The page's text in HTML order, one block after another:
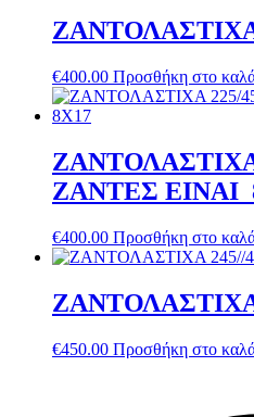
ΖΑΝΤΟΛΑΣΤΙΧΑ
€400.00 Προσθήκη στο
ΖΑΝΤΕΣ ΕΙΝΑΙ
€400.00 Προσθήκη στο
ΖΑΝΤΟΛΑΣΤΙΧΑ
€450.00 Προσθήκη στο